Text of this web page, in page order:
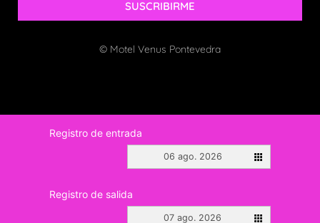
SUSCRIBIRME
© Motel Venus Pontevedra
Registro de entrada
06 ago. 2026
Registro de salida
07 ago. 2026